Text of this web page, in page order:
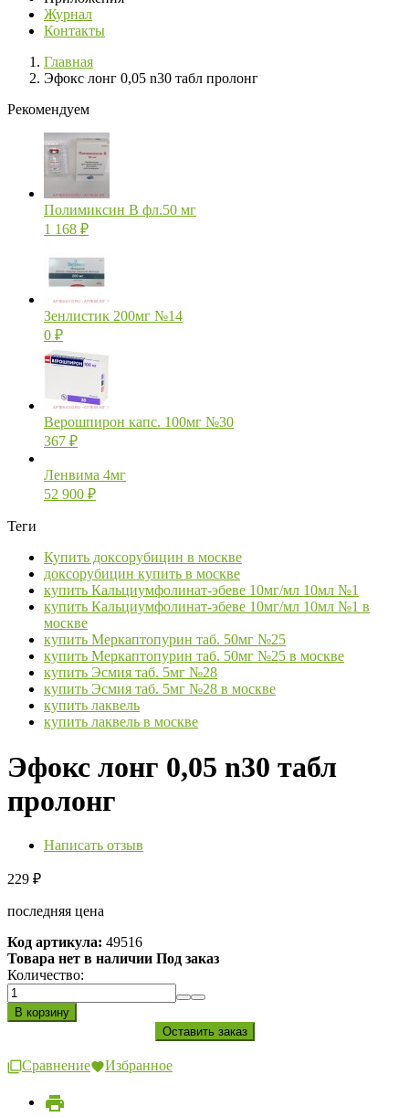
Журнал
Контакты
Главная
Эфокс лонг 0,05 n30 табл пролонг
Рекомендуем
Полимиксин В фл.50 мг
1 168 ₽
Зенлистик 200мг №14
0 ₽
Верошпирон капс. 100мг №30
367 ₽
Ленвима 4мг
52 900 ₽
Теги
Купить доксорубицин в москве
доксорубицин купить в москве
купить Кальциумфолинат-эбеве 10мг/мл 10мл №1
купить Кальциумфолинат-эбеве 10мг/мл 10мл №1 в
москве
купить Меркаптопурин таб. 50мг №25
купить Меркаптопурин таб. 50мг №25 в москве
купить Эсмия таб. 5мг №28
купить Эсмия таб. 5мг №28 в москве
купить лаквель
купить лаквель в москве
Эфокс лонг 0,05 n30 табл
пролонг
Написать отзыв
229 ₽
последняя цена
Код артикула: 49516
Товара нет в наличии Под заказ
Количество:
Сравнение Избранное